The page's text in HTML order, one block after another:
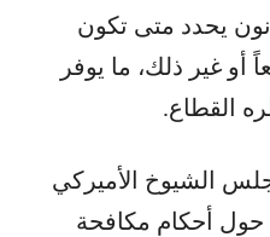
يحدد متى تكون
أو غير ذلك، ما يوفر
القطاع.
الشيوخ الأميركي
أحكام مكافحة